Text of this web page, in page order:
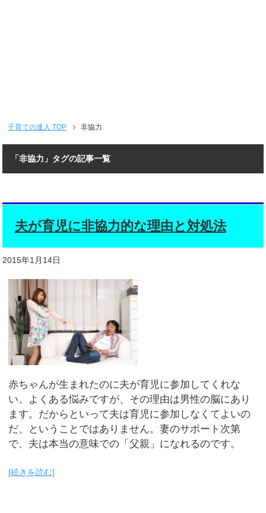
子育ての達人 TOP 非協力
「非協力」タグの記事一覧
夫が育児に非協力的な理由と対処法
2015年1月14日
赤ちゃんが生まれたのに夫が育児に参加してくれな
い。よくある悩みですが、その理由は男性の脳にあり
ます。だからといって夫は育児に参加しなくてよいの
だ、ということではありません。妻のサポート次第
で、夫は本当の意味での「父親」になれるのです。
[続きを読む]